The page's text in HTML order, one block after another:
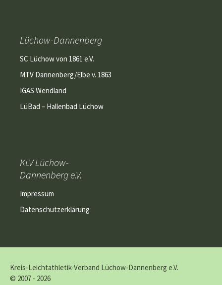
Lüchow-Dannenberg
SC Lüchow von 1861 e.V.
MTV Dannenberg/Elbe v. 1863
IGAS Wendland
LüBad – Hallenbad Lüchow
KLV Lüchow-
Dannenberg e.V.
Impressum
Datenschutzerklärung
Kreis-Leichtathletik-Verband Lüchow-Dannenberg e.V.
© 2007 - 2026